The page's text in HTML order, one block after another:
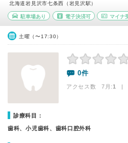
北海道岩見沢市七条西（岩見沢駅）
駐車場あり 電子決済可 マイナ
土曜（〜17:30）
0件
アクセス数 7月:1 |
診療科目：
歯科、小児歯科、歯科口腔外科